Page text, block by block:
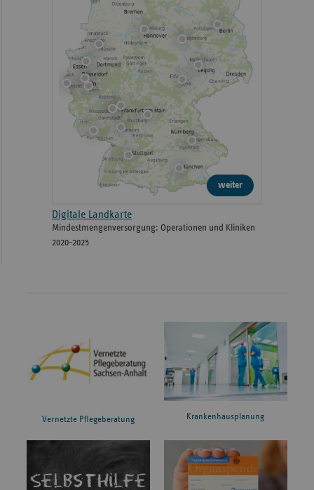
weiter
Digitale Landkarte
Mindestmengenversorgung: Operationen und Kliniken
2020-2025
Vernetzte Pflegeberatung Krankenhausplanung